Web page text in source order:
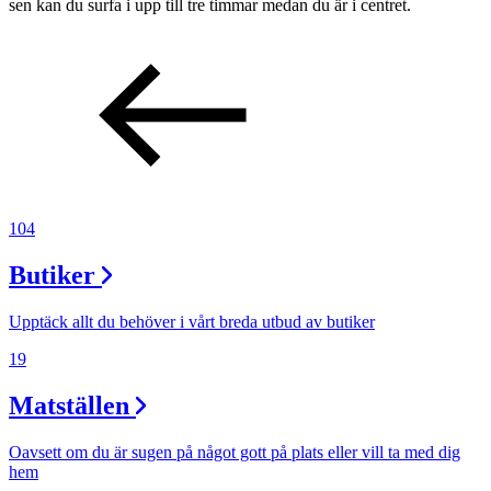
sen kan du surfa i upp till tre timmar medan du är i centret.
104
Butiker
Upptäck allt du behöver i vårt breda utbud av butiker
19
Matställen
Oavsett om du är sugen på något gott på plats eller vill ta med dig
hem